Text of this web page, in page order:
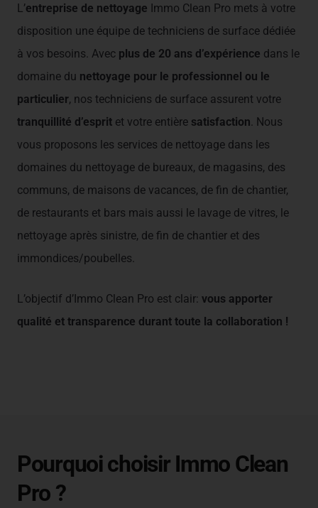
L’entreprise de nettoyage Immo Clean Pro mets à votre
disposition une équipe de techniciens de surface dédiée
à vos besoins. Avec plus de 20 ans d’expérience dans le
domaine du nettoyage pour le professionnel ou le
particulier, nos techniciens de surface assurent votre
tranquillité d’esprit et votre entière satisfaction . Nous
vous proposons les services de nettoyage dans les
domaines du nettoyage de bureaux, de magasins, des
communs, de maisons de vacances, de fin de chantier,
de restaurants et bars mais aussi le lavage de vitres, le
nettoyage après sinistre, de fin de chantier et des
immondices/poubelles.
L’objectif d’Immo Clean Pro est clair: vous apporter
qualité et transparence durant toute la collaboration !
Pourquoi choisir Immo Clean
Pro ?